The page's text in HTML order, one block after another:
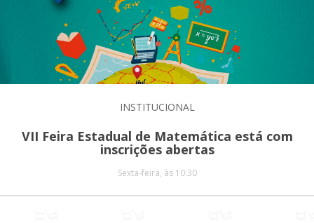
INSTITUCIONAL
VII Feira Estadual de Matemática está com
inscrições abertas
Sexta-feira, às 10:30